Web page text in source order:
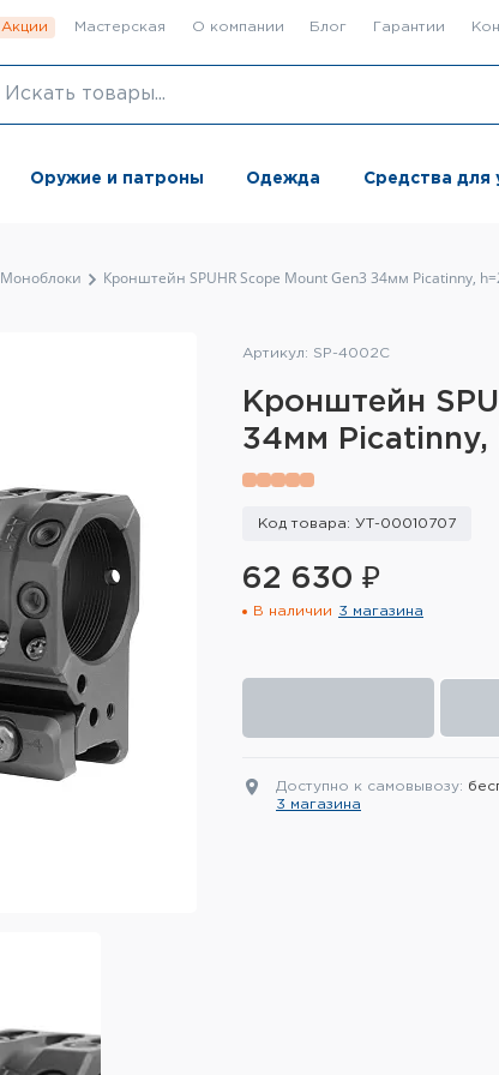
Акции Мастерская О компании Блог Гарантии
Оружие и патроны Одежда Средства для
Моноблоки Кронштейн SPUHR Scope Mount Gen3 34мм Picatinny,
Артикул: SP-4002C
Кронштейн
34мм Picatinny,
Код товара: УТ-00010707
62 630 ₽
В наличии 3 магазина
Доступно к самовывозу:
3 магазина